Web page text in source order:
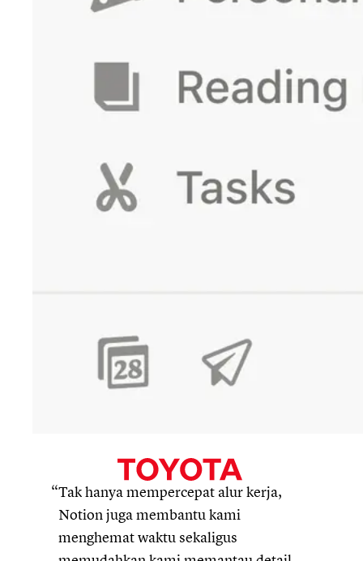
Tak hanya mempercepat alur kerja,
Notion juga membantu kami
menghemat waktu sekaligus